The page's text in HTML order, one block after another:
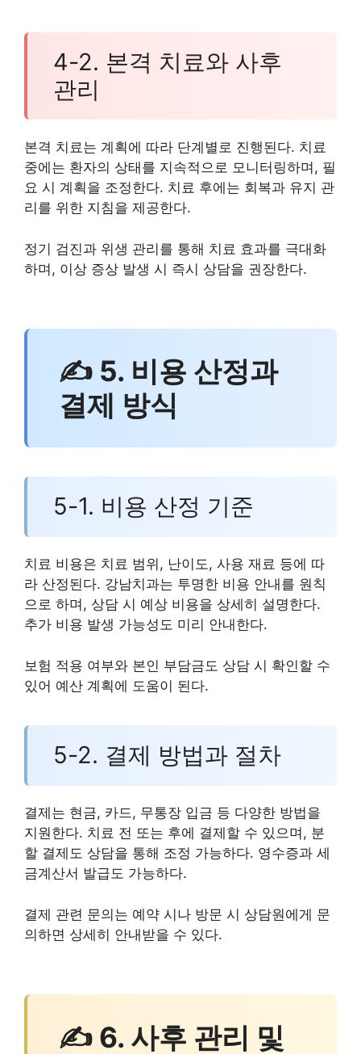
4-2. 본격 치료와 사후
관리
본격 치료는 계획에 따라 단계별로 진행된다. 치료
중에는 환자의 상태를 지속적으로 모니터링하며, 필
요 시 계획을 조정한다. 치료 후에는 회복과 유지 관
리를 위한 지침을 제공한다.
정기 검진과 위생 관리를 통해 치료 효과를 극대화
하며, 이상 증상 발생 시 즉시 상담을 권장한다.
✍ 5. 비용 산정과
결제 방식
5-1. 비용 산정 기준
치료 비용은 치료 범위, 난이도, 사용 재료 등에 따
라 산정된다. 강남치과는 투명한 비용 안내를 원칙
으로 하며, 상담 시 예상 비용을 상세히 설명한다.
추가 비용 발생 가능성도 미리 안내한다.
보험 적용 여부와 본인 부담금도 상담 시 확인할 수
있어 예산 계획에 도움이 된다.
5-2. 결제 방법과 절차
결제는 현금, 카드, 무통장 입금 등 다양한 방법을
지원한다. 치료 전 또는 후에 결제할 수 있으며, 분
할 결제도 상담을 통해 조정 가능하다. 영수증과 세
금계산서 발급도 가능하다.
결제 관련 문의는 예약 시나 방문 시 상담원에게 문
의하면 상세히 안내받을 수 있다.
✍ 6. 사후 관리 및